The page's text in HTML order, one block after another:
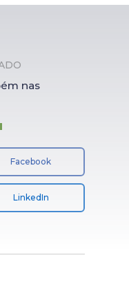
nas
Facebook
LinkedIn